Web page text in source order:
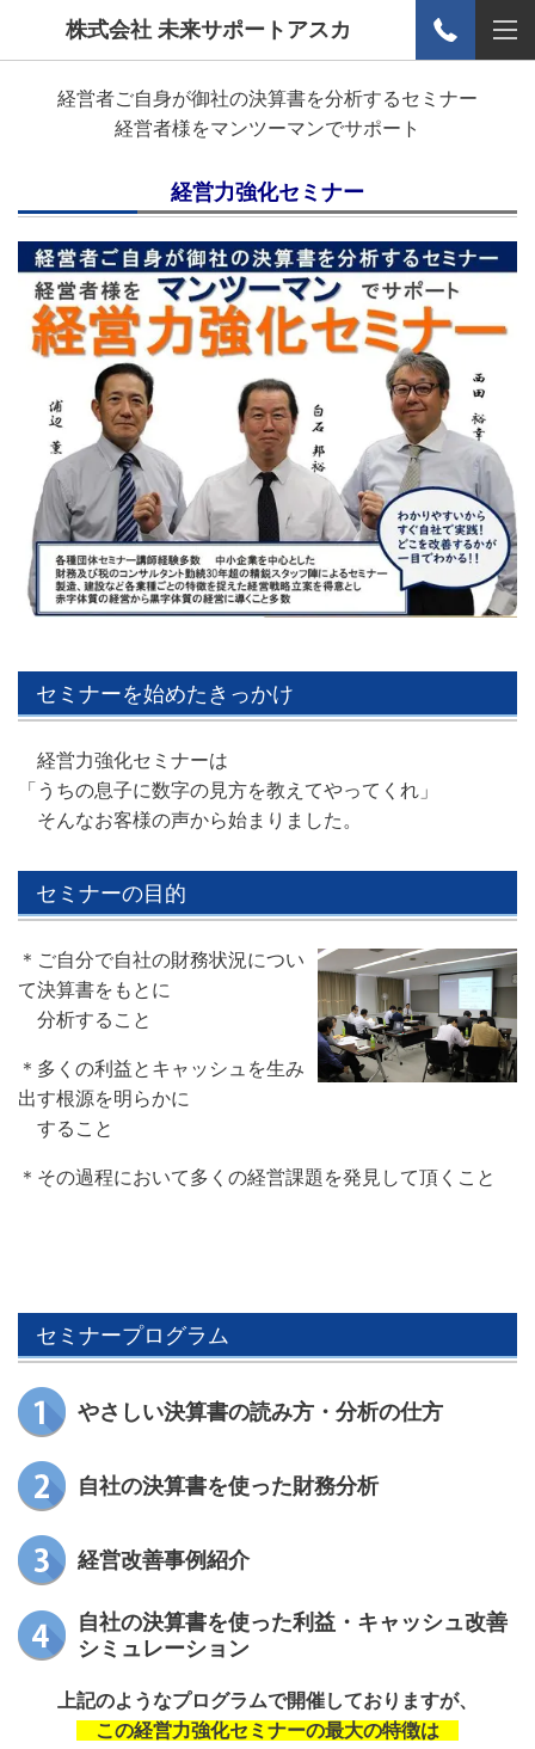
株式会社 未来サポートアスカ
経営者ご自身が御社の決算書を分析するセミナー
経営者様をマンツーマンでサポート
経営力強化セミナー
セミナーを始めたきっかけ
経営力強化セミナーは
「うちの息子に数字の見方を教えてやってくれ」
そんなお客様の声から始まりました。
セミナーの目的
＊ご自分で自社の財務状況につい
て決算書をもとに
分析すること
＊多くの利益とキャッシュを生み
出す根源を明らかに
すること
＊その過程において多くの経営課題を発見して頂くこと
セミナープログラム
やさしい決算書の読み方・分析の仕方
自社の決算書を使った財務分析
経営改善事例紹介
自社の決算書を使った利益・キャッシュ改善
シミュレーション
上記のようなプログラムで開催しておりますが、
この経営力強化セミナーの最大の特徴は